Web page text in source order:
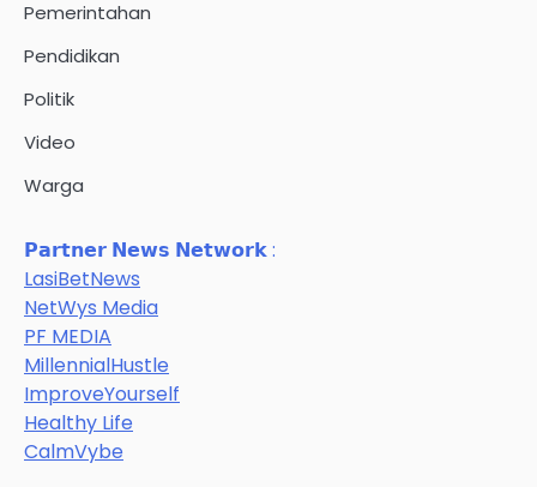
Pemerintahan
Pendidikan
Politik
Video
Warga
𝗣𝗮𝗿𝘁𝗻𝗲𝗿 𝗡𝗲𝘄𝘀 𝗡𝗲𝘁𝘄𝗼𝗿𝗸 :
LasiBetNews
NetWys Media
PF MEDIA
MillennialHustle
ImproveYourself
Healthy Life
CalmVybe